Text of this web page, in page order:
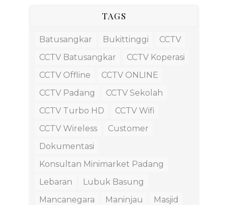
TAGS
Batusangkar Bukittinggi
CCTV
CCTV Batusangkar
CCTV Koperasi
CCTV Offline
CCTV ONLINE
CCTV Padang
CCTV Sekolah
CCTV Turbo HD
CCTV Wifi
CCTV Wireless
Customer
Dokumentasi
Konsultan Minimarket Padang
Lebaran
Lubuk Basung
Mancanegara
Maninjau
Masjid